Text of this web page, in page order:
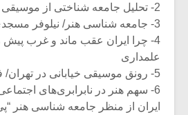
2- تحلیل جامعه شناختی از موسیقی ایران/ مرتضا اسدی
3- جامعه شناسی هنر/ نیلوفر مسجدی‌زاده
4- چرا ایران عقب ماند و غرب
علمداری
5- رونق موسیقی خیابانی در تهران/ فرارو
6- سهم هنر در نابرابری‌های
ایران از منظر جامعه شناسی هنر